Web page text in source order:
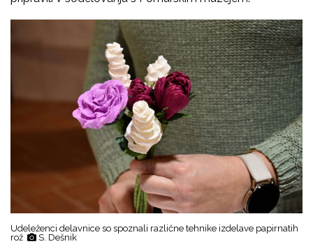
Udeleženci delavnice so spoznali različne tehnike izdelave papirnatih
rož
S. Dešnik